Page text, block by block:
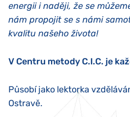
energii i naději, že se
nám propojit se s námi
kvalitu našeho života!
V Centru metody C.I.C. je
Působí jako lektorka
Ostravě.